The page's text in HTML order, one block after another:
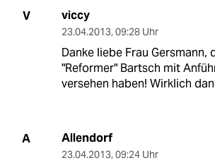
V viccy
23.04.2013, 09:28 Uhr
Danke liebe Frau Gersmann,
"Reformer" Bartsch mit
versehen haben! Wirklich
A Allendorf
23.04.2013, 09:24 Uhr